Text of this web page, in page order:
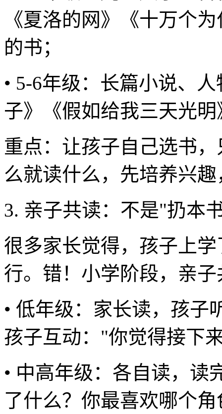
《夏洛的网》《十万个
的书；
• 5-6年级：长篇小说、
子》《假如给我三天光
重点：让孩子自己选书
么就读什么，先培养兴
3. 亲子共读：不是"扔本
很多家长觉得，孩子上
行。错！小学阶段，亲
• 低年级：家长读，孩子
孩子互动："你觉得接下
• 中高年级：各自读，读
了什么？你最喜欢哪个